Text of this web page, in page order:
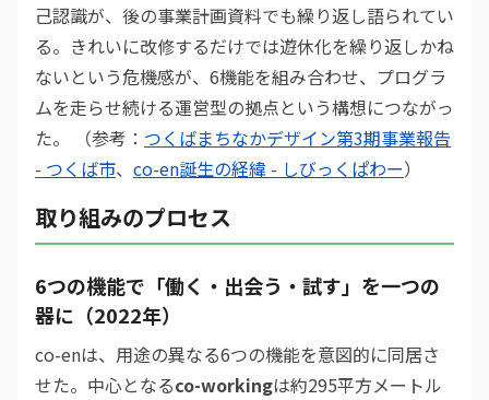
己認識が、後の事業計画資料でも繰り返し語られてい
る。きれいに改修するだけでは遊休化を繰り返しかね
ないという危機感が、6機能を組み合わせ、プログラ
ムを走らせ続ける運営型の拠点という構想につながっ
た。 （参考： つくばまちなかデザイン第3期事業報告
- つくば市、 co-en誕生の経緯 - しびっくぱわー）
取り組みのプロセス
6つの機能で「働く・出会う・試す」を一つの
器に（2022年）
co-enは、用途の異なる6つの機能を意図的に同居さ
せた。中心となるco-workingは約295平方メートル